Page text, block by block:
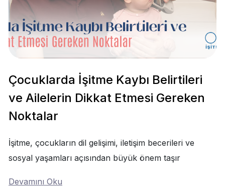
Çocuklarda İşitme Kaybı Belirtileri
ve Ailelerin Dikkat Etmesi Gereken
Noktalar
İşitme, çocukların dil gelişimi, iletişim becerileri ve
sosyal yaşamları açısından büyük önem taşır
Devamını Oku